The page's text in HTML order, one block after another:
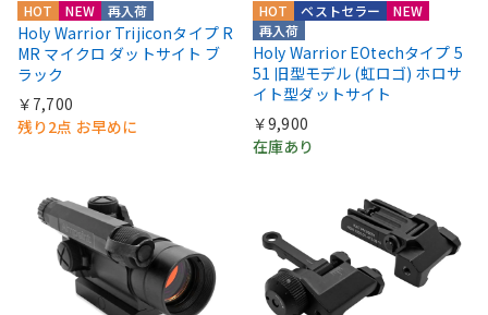
HOT NEW 再入荷
Holy Warrior Trijiconタイプ R
MR マイクロ ダットサイト ブ
ラック
￥7,700
残り2点 お早めに
HOT
NEW
再入荷
ベストセラー
Holy Warrior EOtechタイプ 5
51 旧型モデル (虹ロゴ) ホロサ
イト型ダットサイト
￥9,900
在庫あり